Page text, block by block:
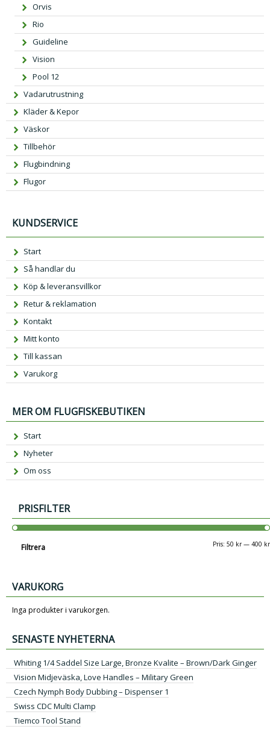
Orvis
Rio
Guideline
Vision
Pool 12
Vadarutrustning
Kläder & Kepor
Väskor
Tillbehör
Flugbindning
Flugor
KUNDSERVICE
Start
Så handlar du
Köp & leveransvillkor
Retur & reklamation
Kontakt
Mitt konto
Till kassan
Varukorg
MER OM FLUGFISKEBUTIKEN
Start
Nyheter
Om oss
PRISFILTER
Filtrera Pris: 50 kr— 400 kr
VARUKORG
Inga produkter i varukorgen.
SENASTE NYHETERNA
Whiting 1/4 Saddel Size Large, Bronze Kvalite – Brown/Dark Ginger
Vision Midjeväska, Love Handles – Military Green
Czech Nymph Body Dubbing – Dispenser 1
Swiss CDC Multi Clamp
Tiemco Tool Stand